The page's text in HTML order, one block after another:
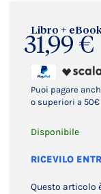
Libro +
31,99 €
Puoi pagare
o superiori a 50€
Disponibile
RICEVILO
Questo articolo